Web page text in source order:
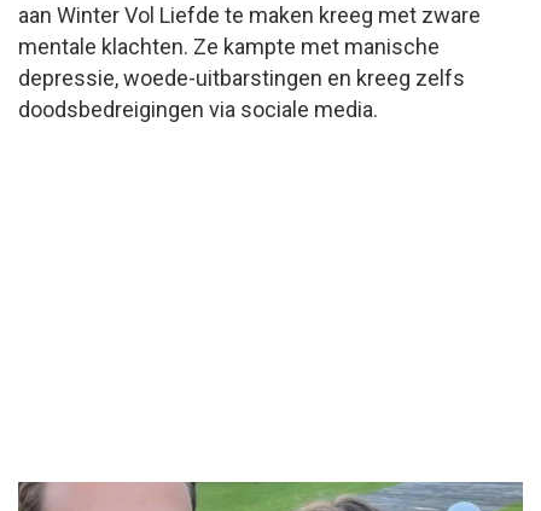
aan Winter Vol Liefde te maken kreeg met zware
mentale klachten. Ze kampte met manische
depressie, woede-uitbarstingen en kreeg zelfs
doodsbedreigingen via sociale media.